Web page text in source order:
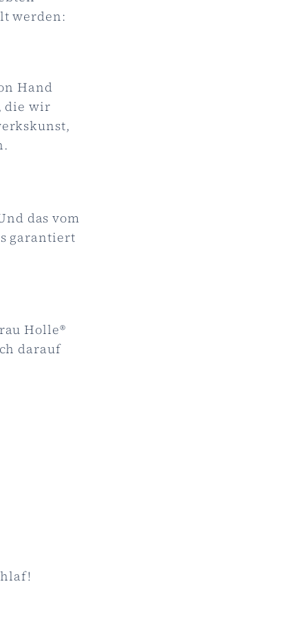
werden:
Hand
die wir
das vom
garantiert
Holle®
darauf